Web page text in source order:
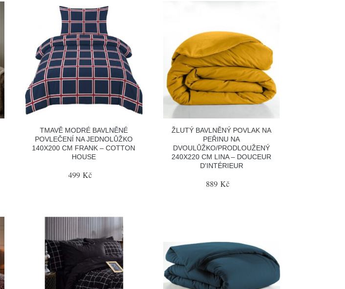
TMAVĚ MODRÉ BAVLNĚNÉ
POVLEČENÍ NA JEDNOLŮŽKO
140X200 CM FRANK – COTTON
HOUSE
499 Kč
ŽLUTÝ BAVLNĚNÝ POVLAK NA
PEŘINU NA
DVOULŮŽKO/PRODLOUŽENÝ
240X220 CM LINA – DOUCEUR
D'INTÉRIEUR
889 Kč